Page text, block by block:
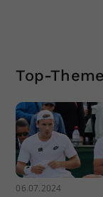
Top-
06.07.2024